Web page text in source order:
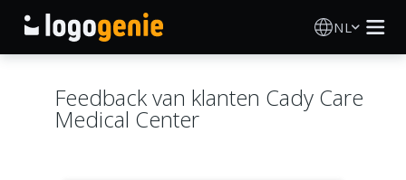
NL
AI logogenerator
Feedback van klanten Cady Care
Medical Center